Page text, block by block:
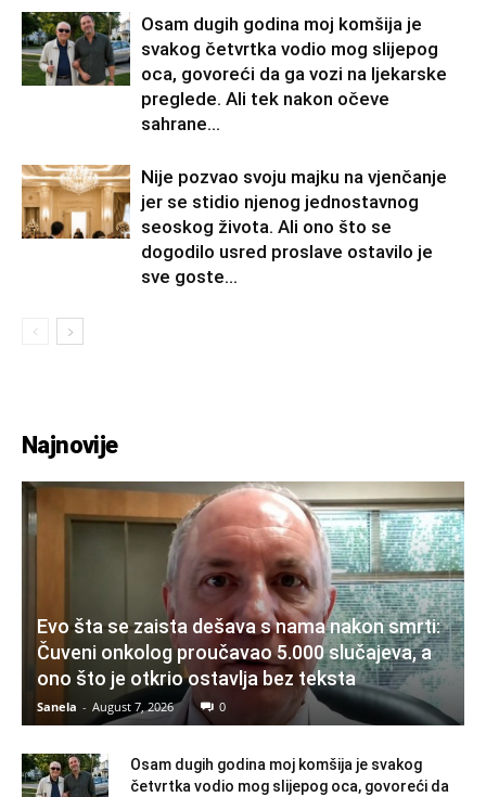
Osam dugih godina moj komšija je
svakog četvrtka vodio mog slijepog
oca, govoreći da ga vozi na ljekarske
preglede. Ali tek nakon očeve
sahrane...
Nije pozvao svoju majku na vjenčanje
jer se stidio njenog jednostavnog
seoskog života. Ali ono što se
dogodilo usred proslave ostavilo je
sve goste...
Najnovije
Evo šta se zaista dešava s nama nakon smrti:
Čuveni onkolog proučavao 5.000 slučajeva, a
ono što je otkrio ostavlja bez teksta
Sanela - August 7, 2026 0
Osam dugih godina moj komšija je svakog
četvrtka vodio mog slijepog oca, govoreći da